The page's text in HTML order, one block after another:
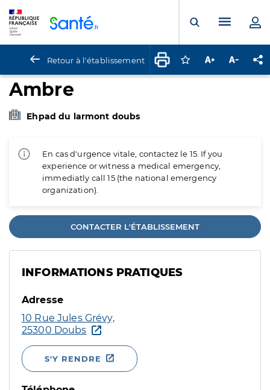
Ouvrir laMenu
Retour à l'établissement Connectez-vous
Augmenter la
Ambre
Ehpad du larmont doubs
En cas d'urgence vitale, contactez le 15. If you
experience or witness a medical emergency,
immediatly call 15 (the national emergency
organization).
CONTACTER L'ÉTABLISSEMENT
INFORMATIONS PRATIQUES
Adresse
10 Rue Jules Grévy,
25300 Doubs
S'Y RENDRE